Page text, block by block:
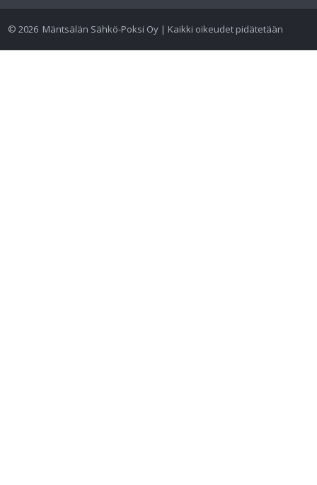
©2026 Mäntsälän Sähkö-Poksi Oy | Kaikki oikeudet pidätetään